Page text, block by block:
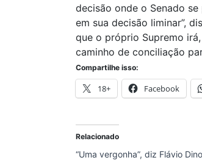
decisão onde o Senado
em sua decisão liminar”,
que o próprio Supremo
caminho de conciliação
Compartilhe isso:
18+ Facebook
Relacionado
“Uma vergonha”, diz Flávio Dino